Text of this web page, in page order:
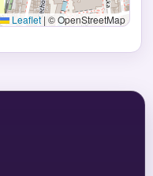
Leaflet | © OpenStreetMap